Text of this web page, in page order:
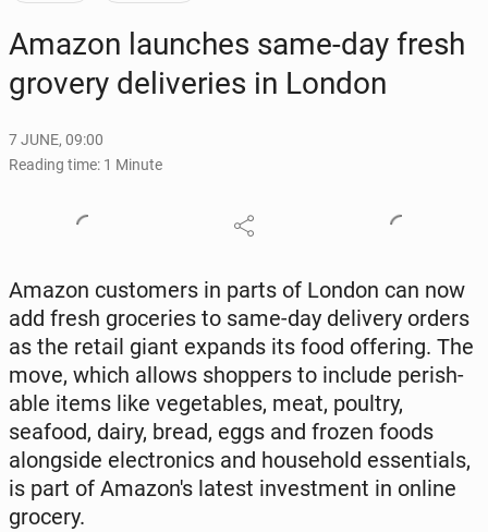
Amazon launch­es same-day fresh
grovery de­liv­er­ies in London
7 JUNE, 09:00
Reading time: 1 Minute
Amazon cus­tomers in parts of London can now
add fresh gro­ceries to same-day de­liv­ery orders
as the retail giant expands its food of­fer­ing. The
move, which allows shop­pers to include per­ish­
able items like veg­eta­bles, meat, poultry,
seafood, dairy, bread, eggs and frozen foods
along­side elec­tron­ics and house­hold es­sen­tials,
is part of Ama­zon's latest in­vest­ment in online
grocery.